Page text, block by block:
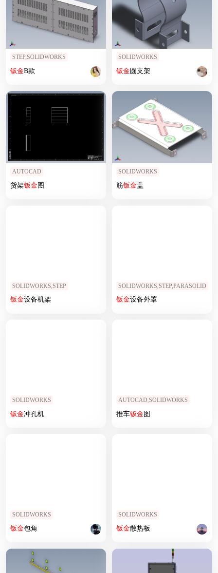
STEP,SOLIDWORKS
钣金B款
SOLIDWORKS
钣金圆支架
AUTOCAD
货架钣金图
SOLIDWORKS
筋钣金盖
SOLIDWORKS,STEP
钣金设备机架
SOLIDWORKS,STEP,PARASOLID
钣金设备外罩
SOLIDWORKS
钣金冲孔机
AUTOCAD,SOLIDWORKS
推车钣金图
SOLIDWORKS
钣金包角
SOLIDWORKS
钣金散热板